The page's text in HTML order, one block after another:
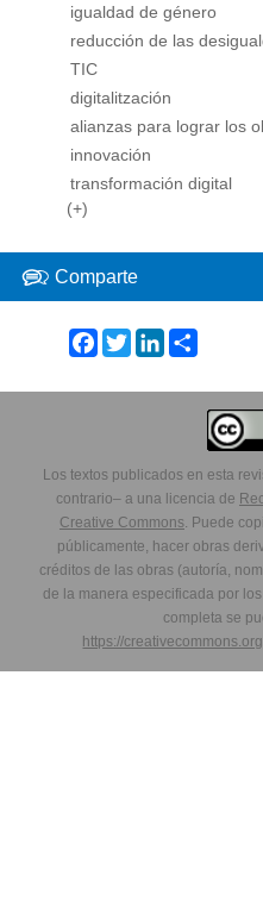
igualdad de género
reducción de las
TIC
digitalitzación
alianzas para lograr los
innovación
transformación digital
(+)
Comparte
Facebook
TwitterLinkedIn
Share
Los textos publicados en esta
contrario– a una licencia de
Creative Commons. Puede
públicamente, hacer obras
créditos de las obras (autoría,
de la manera especificada por
completa se
https://